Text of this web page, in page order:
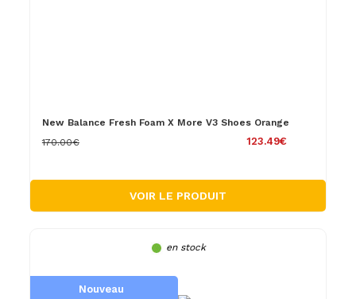
New Balance Fresh Foam X More V3 Shoes Orange
123.49€
170.00€
VOIR LE PRODUIT
en stock
Nouveau